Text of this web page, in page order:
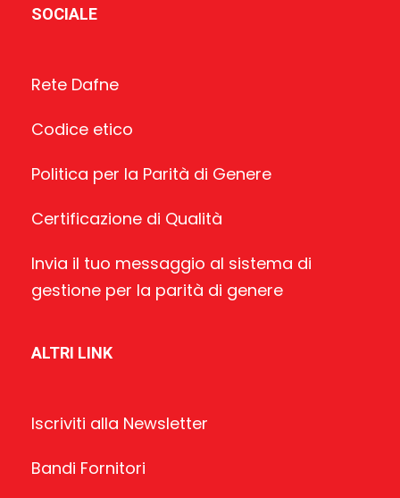
SOCIALE
Rete Dafne
Codice etico
Politica per la Parità di Genere
Certificazione di Qualità
Invia il tuo messaggio al sistema di
gestione per la parità di genere
ALTRI LINK
Iscriviti alla Newsletter
Bandi Fornitori